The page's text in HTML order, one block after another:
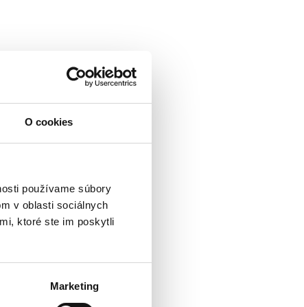
O cookies
používame súbory
v oblasti sociálnych
ktoré ste im poskytli
Marketing